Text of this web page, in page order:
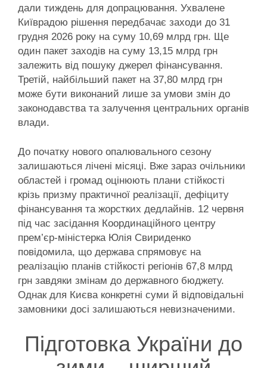
дали тиждень для допрацювання. Ухвалене
Київрадою рішення передбачає заходи до 31
грудня 2026 року на суму 10,69 млрд грн. Ще
один пакет заходів на суму 13,15 млрд грн
залежить від пошуку джерел фінансування.
Третій, найбільший пакет на 37,80 млрд грн
може бути виконаний лише за умови змін до
законодавства та залучення центральних органів
влади.
До початку нового опалювального сезону
залишаються лічені місяці. Вже зараз очільники
областей і громад оцінюють плани стійкості
крізь призму практичної реалізації, дефіциту
фінансування та жорстких дедлайнів. 12 червня
під час засідання Координаційного центру
прем’єр-міністерка Юлія Свириденко
повідомила, що держава спрямовує на
реалізацію планів стійкості регіонів 67,8 млрд
грн завдяки змінам до державного бюджету.
Однак для Києва конкретні суми й відповідальні
замовники досі залишаються невизначеними.
Підготовка України до